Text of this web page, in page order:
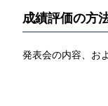
成績評価の方
発表会の内容、お